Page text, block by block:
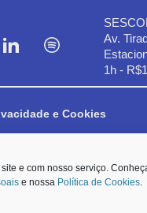
e com nosso serviço.
e nossa Política de Cookies.
Av.
1h -
e Cookies
aos preceitos elencados
contato, será pautada na